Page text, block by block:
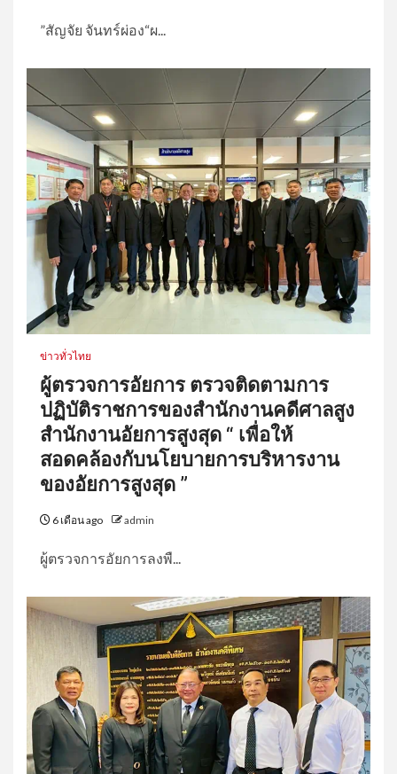
”สัญจัย จันทร์ผ่อง“ผ...
ข่าวทั่วไทย
ผู้ตรวจการอัยการ ตรวจติดตามการ
ปฏิบัติราชการของสำนักงานคดีศาลสูง
สำนักงานอัยการสูงสุด “ เพื่อให้
สอดคล้องกับนโยบายการบริหารงาน
ของอัยการสูงสุด ”
6 เดือน ago admin
ผู้ตรวจการอัยการลงพื...